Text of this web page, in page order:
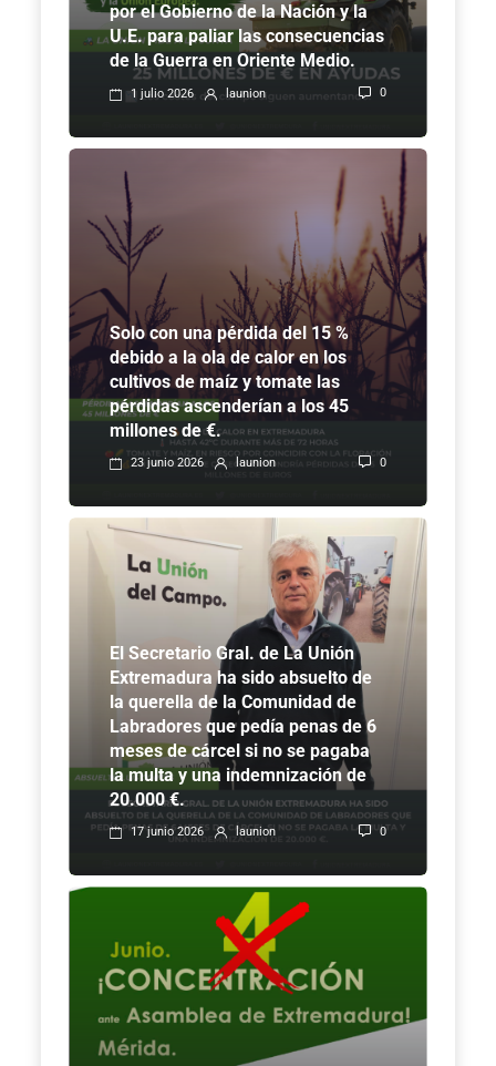
por el Gobierno de la Nación y la
U.E. para paliar las consecuencias
de la Guerra en Oriente Medio.
1 julio 2026 launion 0
Solo con una pérdida del 15 %
debido a la ola de calor en los
cultivos de maíz y tomate las
pérdidas ascenderían a los 45
millones de €.
23 junio 2026 launion 0
El Secretario Gral. de La Unión
Extremadura ha sido absuelto de
la querella de la Comunidad de
Labradores que pedía penas de 6
meses de cárcel si no se pagaba
la multa y una indemnización de
20.000 €.
17 junio 2026 launion 0